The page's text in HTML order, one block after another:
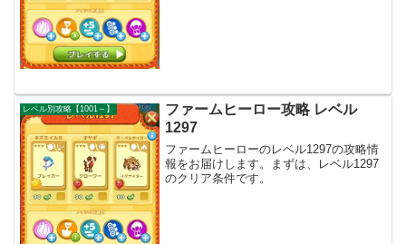
レベル別攻略【1001～】
ファームヒーロー攻略 レベル
1297
ファームヒーローのレベル1297の攻略情
報をお届けします。まずは、レベル1297
のクリア条件です。